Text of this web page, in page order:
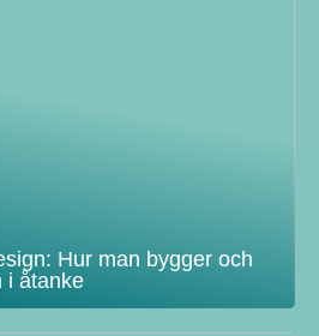
Hur man bygger och
i åtanke